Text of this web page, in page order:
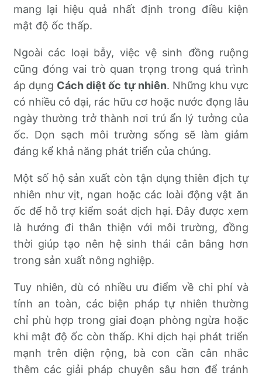
mang lại hiệu quả nhất định trong điều kiện
mật độ ốc thấp.
Ngoài các loại bẫy, việc vệ sinh đồng ruộng
cũng đóng vai trò quan trọng trong quá trình
áp dụng Cách diệt ốc tự nhiên. Những khu vực
có nhiều cỏ dại, rác hữu cơ hoặc nước đọng lâu
ngày thường trở thành nơi trú ẩn lý tưởng của
ốc. Dọn sạch môi trường sống sẽ làm giảm
đáng kể khả năng phát triển của chúng.
Một số hộ sản xuất còn tận dụng thiên địch tự
nhiên như vịt, ngan hoặc các loài động vật ăn
ốc để hỗ trợ kiểm soát dịch hại. Đây được xem
là hướng đi thân thiện với môi trường, đồng
thời giúp tạo nên hệ sinh thái cân bằng hơn
trong sản xuất nông nghiệp.
Tuy nhiên, dù có nhiều ưu điểm về chi phí và
tính an toàn, các biện pháp tự nhiên thường
chỉ phù hợp trong giai đoạn phòng ngừa hoặc
khi mật độ ốc còn thấp. Khi dịch hại phát triển
mạnh trên diện rộng, bà con cần cân nhắc
thêm các giải pháp chuyên sâu hơn để tránh